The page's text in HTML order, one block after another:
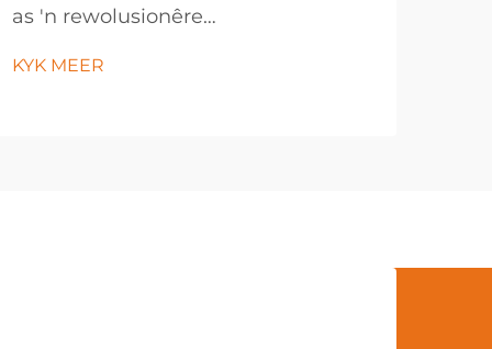
as 'n rewolusionêre
van spesifieke liggolflengtes benut
KYK MEER